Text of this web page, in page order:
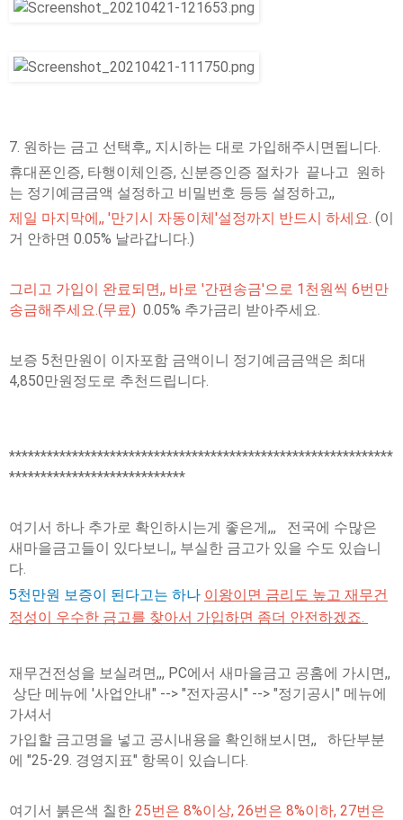
7. 원하는 금고 선택후,, 지시하는 대로 가입해주시면됩니다.
휴대폰인증, 타행이체인증, 신분증인증 절차가 끝나고 원하
는 정기예금금액 설정하고 비밀번호 등등 설정하고,,
제일 마지막에,, '만기시 자동이체'설정까지 반드시 하세요. (이
거 안하면 0.05% 날라갑니다.)
그리고 가입이 완료되면,, 바로 '간편송금'으로 1천원씩 6번만
송금해주세요.(무료) 0.05% 추가금리 받아주세요.
보증 5천만원이 이자포함 금액이니 정기예금금액은 최대
4,850만원정도로 추천드립니다.
*************************************************************
****************************
여기서 하나 추가로 확인하시는게 좋은게,,, 전국에 수많은
새마을금고들이 있다보니,, 부실한 금고가 있을 수도 있습니
다.
5천만원 보증이 된다고는 하나 이왕이면 금리도 높고 재무건
정성이 우수한 금고를 찾아서 가입하면 좀더 안전하겠죠.
재무건전성을 보실려면,,, PC에서 새마을금고 공홈에 가시면,,
상단 메뉴에 '사업안내" --> "전자공시" --> "정기공시" 메뉴에
가셔서
가입할 금고명을 넣고 공시내용을 확인해보시면,, 하단부분
에 "25-29. 경영지표" 항목이 있습니다.
여기서 붉은색 칠한 25번은 8%이상, 26번은 8%이하, 27번은